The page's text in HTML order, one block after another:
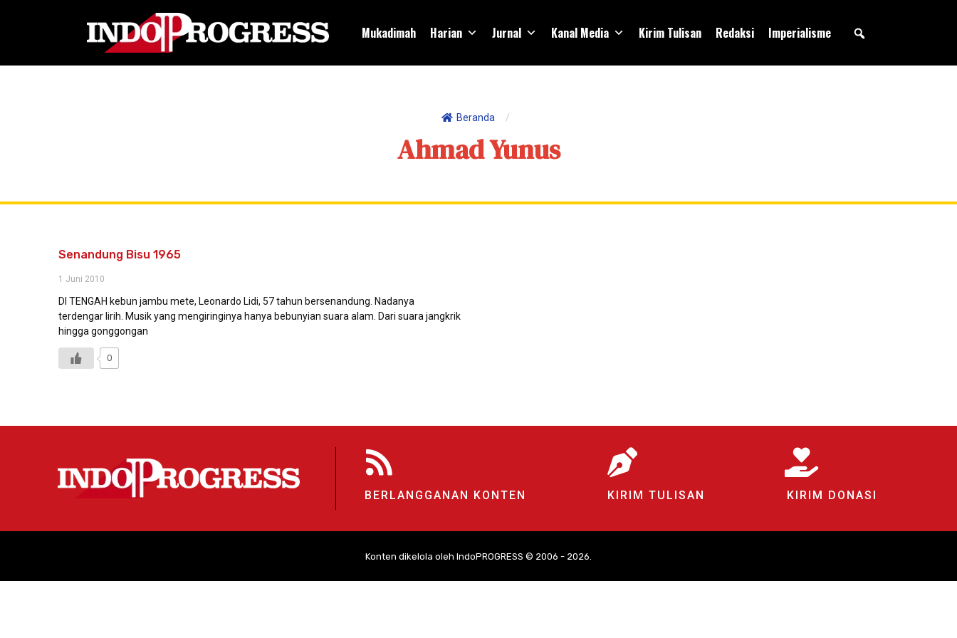
Mukadimah Harian Jurnal Kanal Media Kirim Tulisan Redaksi Imperialisme
Beranda /
Ahmad Yunus
Senandung Bisu 1965
1 Juni 2010
DI TENGAH kebun jambu mete, Leonardo Lidi, 57 tahun bersenandung. Nadanya
terdengar lirih. Musik yang mengiringinya hanya bebunyian suara alam. Dari suara jangkrik
hingga gonggongan
0
BERLANGGANAN KONTEN KIRIM TULISAN KIRIM DONASI
Konten dikelola oleh IndoPROGRESS © 2006 - 2026.